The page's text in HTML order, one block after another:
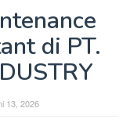
di PT.
13, 2026